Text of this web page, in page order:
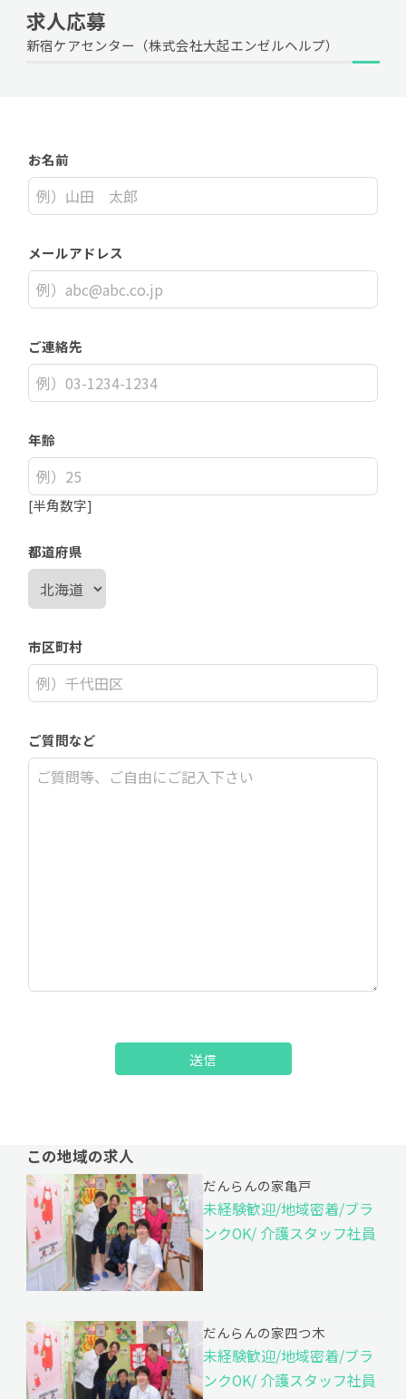
求人応募
新宿ケアセンター（株式会社大起エンゼルヘルプ）
お名前
メールアドレス
ご連絡先
年齢
[半角数字]
都道府県
市区町村
ご質問など
送信
この地域の求人
だんらんの家亀戸
未経験歓迎/地域密着/ブラ
ンクOK/ 介護スタッフ社員
だんらんの家四つ木
未経験歓迎/地域密着/ブラ
ンクOK/ 介護スタッフ社員